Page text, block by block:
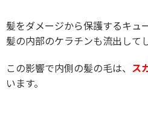
髪をダメージから保護するキュ
髪の内部のケラチンも流出して
この影響で内側の髪の毛は、 ス
います。